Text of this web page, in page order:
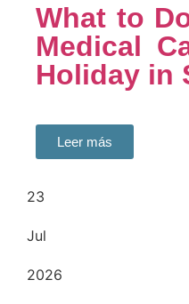
What to
Medical
Holiday in
Leer más
23
Jul
2026